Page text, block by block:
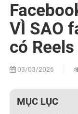
VÌ SAO
có Reels
03/03/2026
MỤC LỤC